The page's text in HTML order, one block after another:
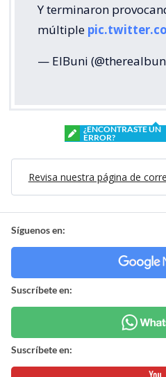
Y terminaron
múltiple
— ElBuni
¿ENCONTRASTE UN
ERROR?
Revisa nuestra página de
Síguenos en:
Suscríbete en:
Suscríbete en: